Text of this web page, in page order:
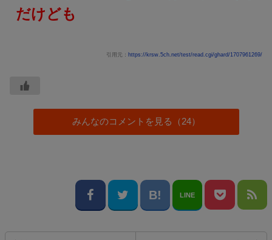
だけども
引用元： https://krsw.5ch.net/test/read.cgi/ghard/1707961269/
みんなのコメントを見る（24）
LINE